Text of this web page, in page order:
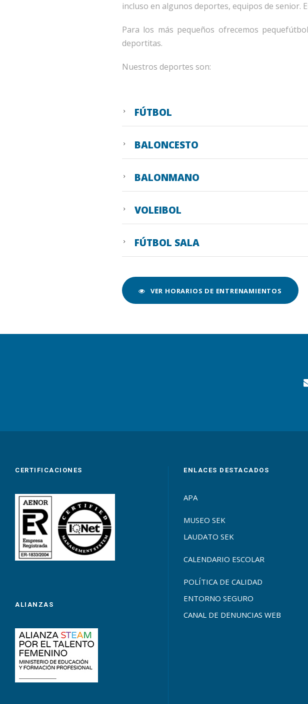
incluso en algunos deportes, equipos de senior.
Para los más pequeños ofrecemos
deportitas.
Nuestros deportes son:
FÚTBOL
BALONCESTO
BALONMANO
VOLEIBOL
FÚTBOL SALA
VER HORARIOS DE ENTRENAMIENTOS
CERTIFICACIONES
ALIANZAS
ENLACES DESTACADOS
APA
MUSEO SEK
LAUDATO SEK
CALENDARIO ESCOLAR
POLÍTICA DE CALIDAD
ENTORNO SEGURO
CANAL DE DENUNCIAS WEB